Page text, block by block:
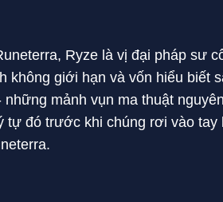
Ryze là vị đại pháp sư
giới hạn và vốn hiểu biết
mảnh vụn ma thuật
đó trước khi chúng rơi vào tay